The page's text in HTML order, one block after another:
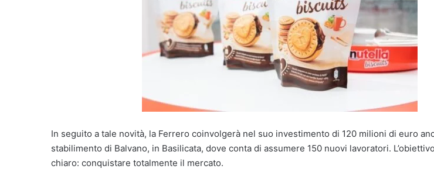
In seguito a tale novità, la Ferrero coinvolgerà nel suo investimento di 120 milioni di euro
stabilimento di Balvano, in Basilicata, dove conta di assumere 150 nuovi lavoratori.
chiaro: conquistare totalmente il mercato.